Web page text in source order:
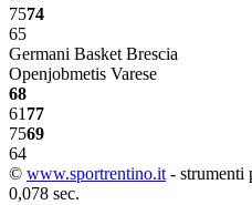
7574
65
Germani Basket Brescia
Openjobmetis Varese
68
61 77
7569
64
© www.sportrentino.it - strumenti
0,078 sec.